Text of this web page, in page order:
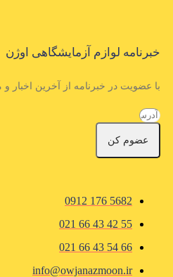
خبرنامه لوازم آزمایشگاهی اوژن
با عضویت در خبرنامه از آخرین
عضوم کن
5682 176 0912
55 42 43 66 021
66 54 43 66 021
info@owjanazmoon.ir